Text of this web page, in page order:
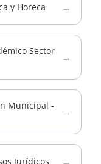
y Horeca →
Sector
→
Municipal -
→
Jurídicos